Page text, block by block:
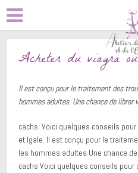
Acheter du viagra
Il est conçu pourle traitement des
hommes adultes. Une chance de librer
cachs. Voici quelques conseils
et lgale. Il est conçu pour le
les hommes adultes Une chance
cachs Voici quelques conseils pour